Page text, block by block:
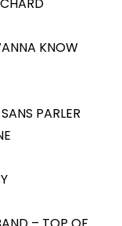
KNOW
PARLER